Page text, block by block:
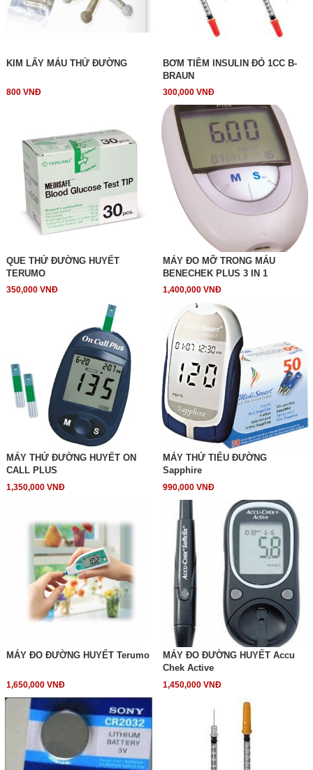
KIM LẤY MÁU THỬ ĐƯỜNG
800 VNĐ
BƠM TIÊM INSULIN ĐỎ 1CC B-
BRAUN
300,000 VNĐ
QUE THỬ ĐƯỜNG HUYẾT
TERUMO
350,000 VNĐ
MÁY ĐO MỠ TRONG MÁU
BENECHEK PLUS 3 IN 1
1,400,000 VNĐ
MÁY THỬ ĐƯỜNG HUYẾT ON
CALL PLUS
1,350,000 VNĐ
MÁY THỬ TIỂU ĐƯỜNG
Sapphire
990,000 VNĐ
MÁY ĐO ĐƯỜNG HUYẾT Terumo
1,650,000 VNĐ
MÁY ĐO ĐƯỜNG HUYẾT Accu
Chek Active
1,450,000 VNĐ